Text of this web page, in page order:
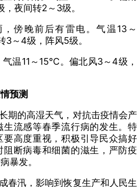
夜间转2～3级。
傍晚前后有雷电。气温13～
～4级，阵风5级。
温11～15℃。偏北风3～4级，
预测
期的高湿天气，对抗击疫情会产
流感等春季流行病的发生。特
要高度重视，积极引导民众搞好
断病毒和细菌的滋生，严防疫
暴发。
春汛，影响到恢复生产和人民生